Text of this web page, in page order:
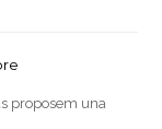
proposem una